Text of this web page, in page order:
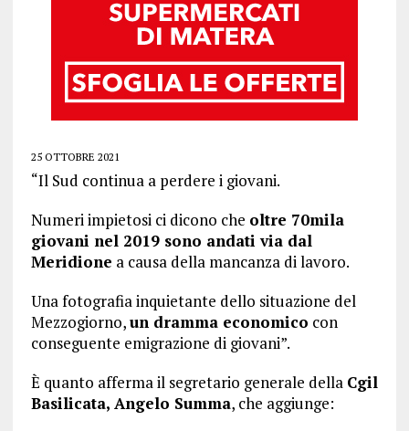
25 OTTOBRE 2021
“Il Sud continua a perdere i giovani.
Numeri impietosi ci dicono che oltre 70mila
giovani nel 2019 sono andati via dal
Meridione a causa della mancanza di lavoro.
Una fotografia inquietante dello situazione del
Mezzogiorno,un dramma economico con
conseguente emigrazione di giovani”.
È quanto afferma il segretario generale della Cgil
Basilicata, Angelo Summa, che aggiunge: